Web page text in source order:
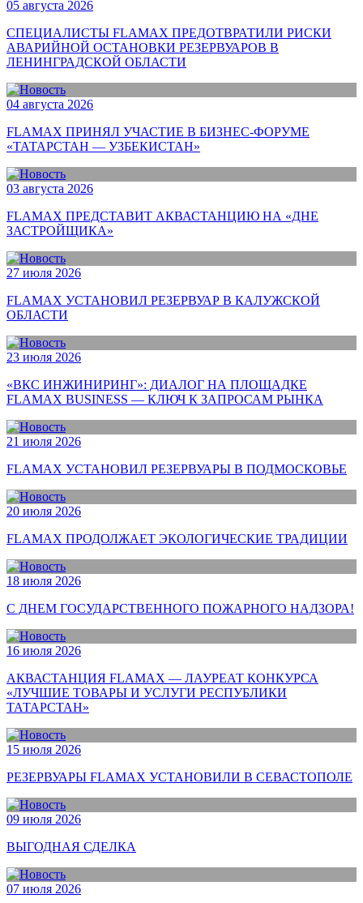
05 августа 2026
СПЕЦИАЛИСТЫ FLAMAX ПРЕДОТВРАТИЛИ РИСКИ
АВАРИЙНОЙ ОСТАНОВКИ РЕЗЕРВУАРОВ В
ЛЕНИНГРАДСКОЙ ОБЛАСТИ
04 августа 2026
FLAMAX ПРИНЯЛ УЧАСТИЕ В БИЗНЕС-ФОРУМЕ
«ТАТАРСТАН — УЗБЕКИСТАН»
03 августа 2026
FLAMAX ПРЕДСТАВИТ АКВАСТАНЦИЮ НА «ДНЕ
ЗАСТРОЙЩИКА»
27 июля 2026
FLAMAX УСТАНОВИЛ РЕЗЕРВУАР В КАЛУЖСКОЙ
ОБЛАСТИ
23 июля 2026
«ВКС ИНЖИНИРИНГ»: ДИАЛОГ НА ПЛОЩАДКЕ
FLAMAX BUSINESS — КЛЮЧ К ЗАПРОСАМ РЫНКА
21 июля 2026
FLAMAX УСТАНОВИЛ РЕЗЕРВУАРЫ В ПОДМОСКОВЬЕ
20 июля 2026
FLAMAX ПРОДОЛЖАЕТ ЭКОЛОГИЧЕСКИЕ ТРАДИЦИИ
18 июля 2026
С ДНЕМ ГОСУДАРСТВЕННОГО ПОЖАРНОГО НАДЗОРА!
16 июля 2026
АКВАСТАНЦИЯ FLAMAX — ЛАУРЕАТ КОНКУРСА
«ЛУЧШИЕ ТОВАРЫ И УСЛУГИ РЕСПУБЛИКИ
ТАТАРСТАН»
15 июля 2026
РЕЗЕРВУАРЫ FLAMAX УСТАНОВИЛИ В СЕВАСТОПОЛЕ
09 июля 2026
ВЫГОДНАЯ СДЕЛКА
07 июля 2026